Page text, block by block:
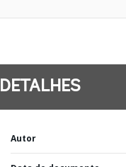
DETALHES
Autor